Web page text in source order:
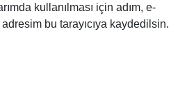
kullanılması için adım, e-
bu tarayıcıya kaydedilsin.